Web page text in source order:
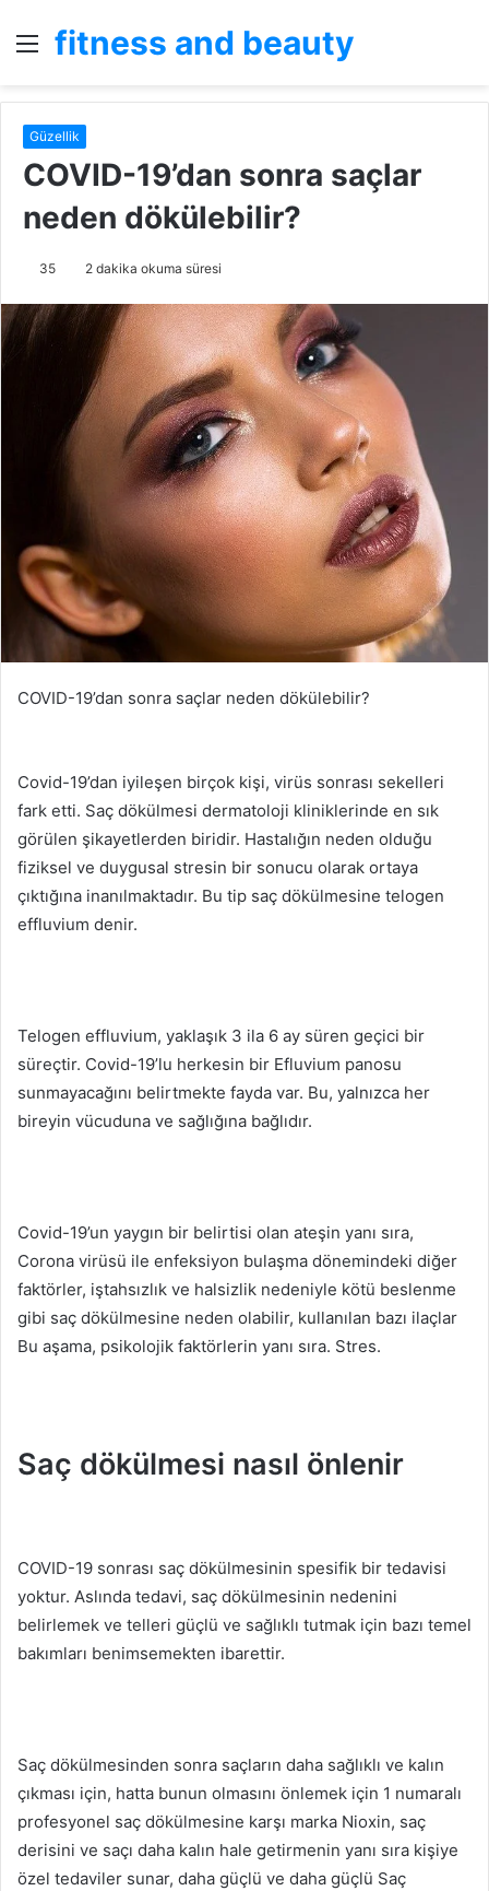
Menü
fitness and beauty
...
Güzellik
COVID-19’dan sonra saçlar
neden dökülebilir?
35 2 dakika okuma süresi
COVID-19’dan sonra saçlar neden dökülebilir?
Covid-19’dan iyileşen birçok kişi, virüs sonrası sekelleri
fark etti. Saç dökülmesi dermatoloji kliniklerinde en sık
görülen şikayetlerden biridir. Hastalığın neden olduğu
fiziksel ve duygusal stresin bir sonucu olarak ortaya
çıktığına inanılmaktadır. Bu tip saç dökülmesine telogen
effluvium denir.
Telogen effluvium, yaklaşık 3 ila 6 ay süren geçici bir
süreçtir. Covid-19’lu herkesin bir Efluvium panosu
sunmayacağını belirtmekte fayda var. Bu, yalnızca her
bireyin vücuduna ve sağlığına bağlıdır.
Covid-19’un yaygın bir belirtisi olan ateşin yanı sıra,
Corona virüsü ile enfeksiyon bulaşma dönemindeki diğer
faktörler, iştahsızlık ve halsizlik nedeniyle kötü beslenme
gibi saç dökülmesine neden olabilir, kullanılan bazı ilaçlar
Bu aşama, psikolojik faktörlerin yanı sıra. Stres.
Saç dökülmesi nasıl önlenir
COVID-19 sonrası saç dökülmesinin spesifik bir tedavisi
yoktur. Aslında tedavi, saç dökülmesinin nedenini
belirlemek ve telleri güçlü ve sağlıklı tutmak için bazı temel
bakımları benimsemekten ibarettir.
Saç dökülmesinden sonra saçların daha sağlıklı ve kalın
çıkması için, hatta bunun olmasını önlemek için 1 numaralı
profesyonel saç dökülmesine karşı marka Nioxin, saç
derisini ve saçı daha kalın hale getirmenin yanı sıra kişiye
özel tedaviler sunar, daha güçlü ve daha güçlü Saç